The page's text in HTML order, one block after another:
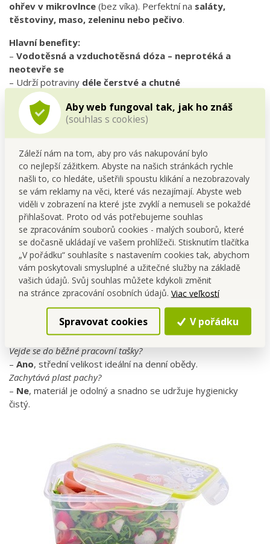
Aby web fungoval tak, jak ho znáš
(souhlas s cookies)
Záleží nám na tom, aby pro vás nakupování bylo
co nejlepší zážitkem. Abyste na našich stránkách rychle
našli to, co hledáte, ušetřili spoustu klikání a nezobrazovaly
se vám reklamy na věci, které vás nezajímají. Abyste web
viděli v zobrazení na které jste zvyklí a nemuseli se pokaždé
přihlašovat. Proto od vás potřebujeme souhlas
se zpracováním souborů cookies - malých souborů, které
se dočasně ukládají ve vašem prohlížeči. Stisknutím tlačítka
„V pořádku“ souhlasíte s nastavením cookies tak, abychom
vám poskytovali smysluplné a užitečné služby na základě
vašich údajů. Svůj souhlas můžete kdykoli změnit
na stránce zpracování osobních údajů. Viac veľkostí
Spravovat cookies V pořádku
ohřev v mikrovlnce (bez víka). Perfektní na saláty,
těstoviny, maso, zeleninu nebo pečivo.
Hlavní benefity:
– Vodotěsná a vzduchotěsná dóza – neprotéká a
neotevře se
– Udrží potraviny déle čerstvé a chutné
– Ideální na
Silikonové těsnění + zámkové víkopro bezpečné
uzavření
–Vhodná do myčky, mikrovlnky (bez víka), chladničky i
mrazničky
Technické parametry:
Objem:1,1 L
Rozměry:cca 19 × 13 × 7 cm
Materiál:
plast určený pro styk s potravinami | silikonové
těsnění
Údržba a doporučená péče:
Lze mýt vmyčce nádobí , skladovat vchladničce i
mrazničce. Pro ohřívání vmikrovlnné trouběodklop víko
nebo otevři ventil (je-li součástí).
FAQ – nejčastější dotazy:
Je dóza vhodná i na tekutější jídla?
, silikonové těsnění brání úniku tekutin.
Vejde se do běžné pracovní tašky?
– Ano, střední velikost ideální na denní obědy.
Zachytává plast pachy?
– Ne, materiál je odolný a snadno se udržuje hygienicky
čistý.